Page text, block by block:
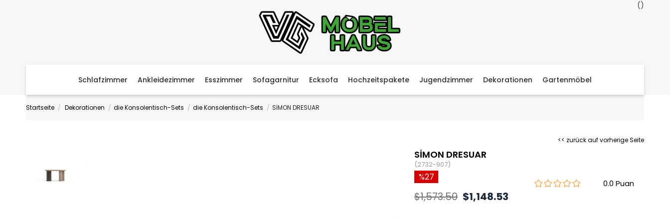
Schlafzimmer Ankleidezimmer Esszimmer Sofagarnitur Ecksofa Hochzeitspakete Jugendzimmer Dekorationen Gartenmöbel
Startseite Dekorationen die Konsolentisch-Sets die Konsolentisch-Sets SİMON DRESUAR
<< zurück auf vorherige Seite
SİMON DRESUAR
(2732-907)
0.0
27
$1,573.50 $1,148.53